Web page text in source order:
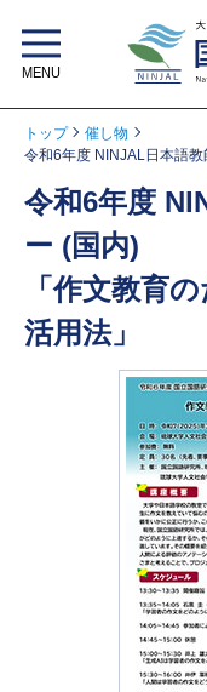
トップ
催し物
令和6年度 NINJAL日本語
令和6年度
ー (国内)
「作文教育
活用法」